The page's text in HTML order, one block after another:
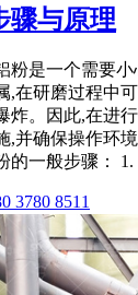
骤与原理
粉是一个需要
,在研磨过程中
炸。因此,在进
,并确保操作环
的一般步骤： 1.
3780 8511